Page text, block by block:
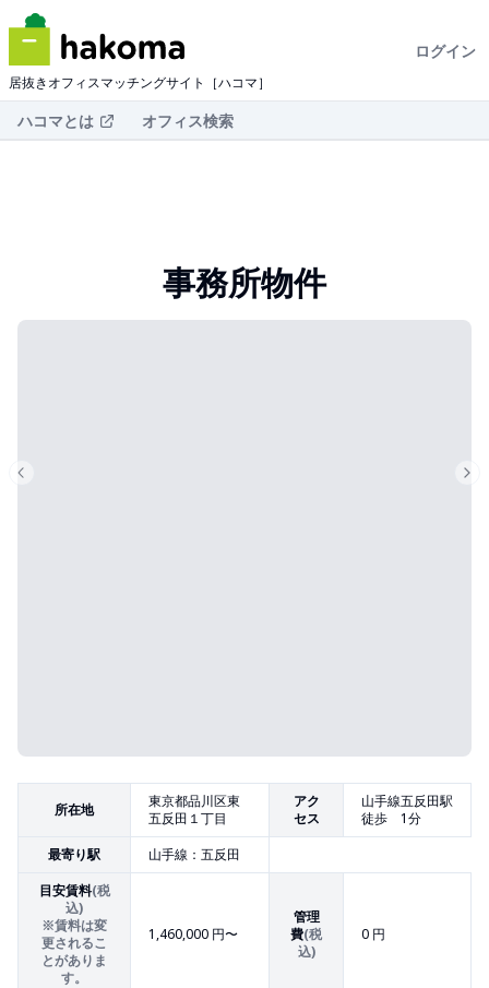
居抜きオフィスマッチングサイト［ハコマ］
ログイン
ハコマとは オフィス検索
事務所物件
Previous slide
所在地
東京都品川区東
五反田１丁目
アク
セス
山手線五反田駅
徒歩 1分
最寄り駅
山手線：五反田
目安賃料(税
込)
※賃料は変
更されるこ
とがありま
す。
1,460,000 円〜
管理
費(税
込)
0 円